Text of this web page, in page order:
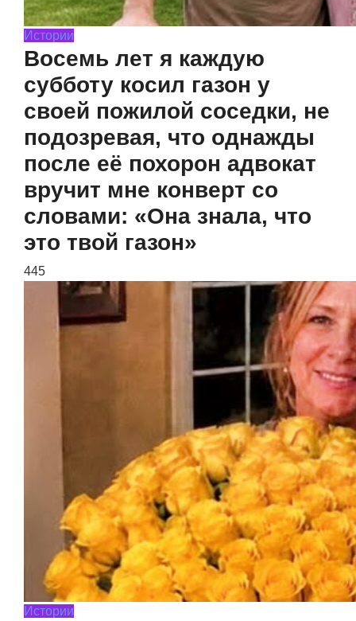
Истории
Восемь лет я каждую
субботу косил газон у
своей пожилой соседки, не
подозревая, что однажды
после её похорон адвокат
вручит мне конверт со
словами: «Она знала, что
это твой газон»
445
Истории